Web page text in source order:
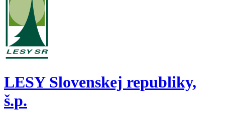
LESY Slovenskej republiky,
š.p.